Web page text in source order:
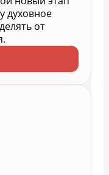
духовное
от